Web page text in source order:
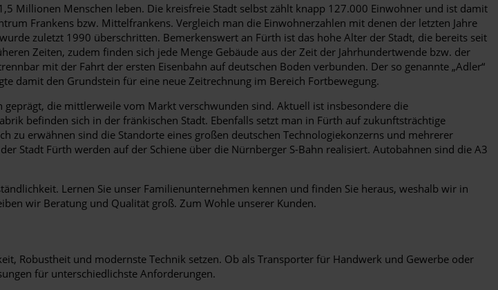
Millionen Menschen leben. Die kreisfreie Stadt selbst zählt knapp 127.000 Einwohner und ist damit
Frankens bzw. Mittelfrankens. Vergleich man die Einwohnerzahlen mit denen der letzten Jahre
zuletzt 1990 überschritten. Bemerkenswert an Fürth ist das hohe Alter der Stadt, die bereits seit
Zeiten, zudem finden sich jede Menge Gebäude aus der Zeit der Jahrhundertwende bzw. der
mit der Fahrt der ersten Eisenbahn auf deutschen Boden verbunden. Der so genannte „Adler“
damit den Grundstein für eine neue Zeitrechnung im Bereich Fortbewegung.
die mittlerweile vom Markt verschwunden sind. Aktuell ist insbesondere die
befinden sich in der fränkischen Stadt. Ebenfalls setzt man in Fürth auf zukunftsträchtige
erwähnen sind die Standorte eines großen deutschen Technologiekonzerns und mehrerer
Stadt Fürth werden auf der Schiene über die Nürnberger S-Bahn realisiert. Autobahnen sind die A3
Lernen Sie unser Familienunternehmen kennen und finden Sie heraus, weshalb wir in
wir Beratung und Qualität groß. Zum Wohle unserer Kunden.
Robustheit und modernste Technik setzen. Ob als Transporter für Handwerk und Gewerbe oder
für unterschiedlichste Anforderungen.